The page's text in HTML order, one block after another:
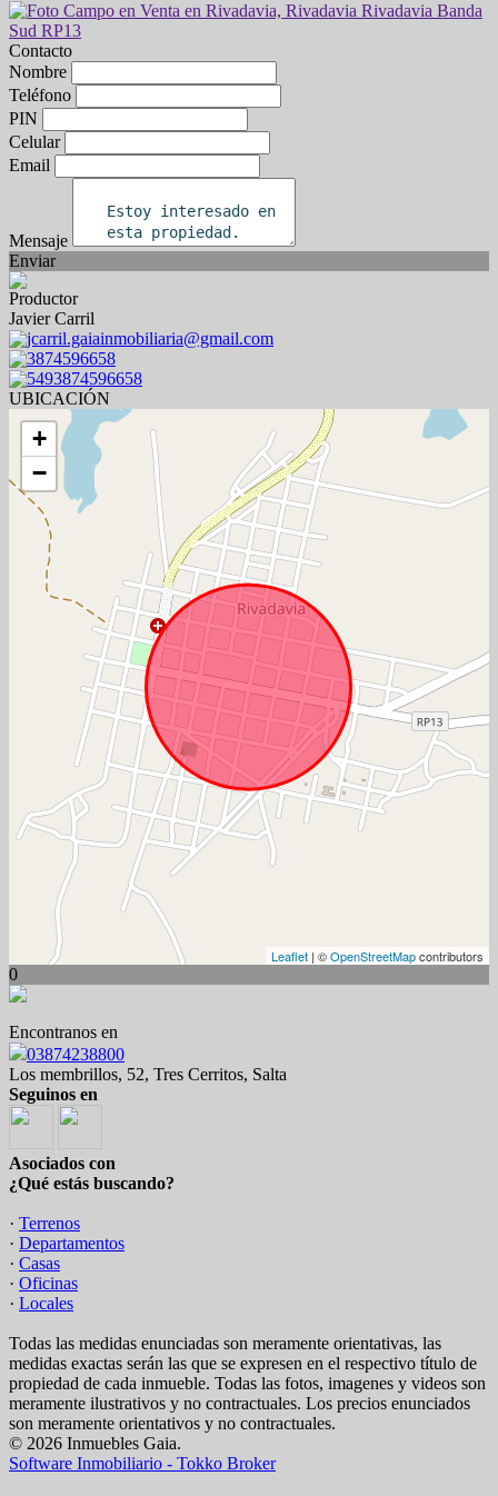
Contacto
Nombre
Teléfono
PIN
Celular
Email
Mensaje
Enviar
Productor
Javier Carril
jcarril.gaiainmobiliaria@gmail.com
3874596658
5493874596658
UBICACIÓN
+
−
Leaflet | ©OpenStreetMapcontributors
0
Encontranos en
03874238800
Los membrillos, 52, Tres Cerritos, Salta
Seguinos en
Asociados con
¿Qué estás buscando?
· Terrenos
· Departamentos
· Casas
· Oficinas
· Locales
Todas las medidas enunciadas son meramente orientativas, las
medidas exactas serán las que se expresen en el respectivo título de
propiedad de cada inmueble. Todas las fotos, imagenes y videos son
meramente ilustrativos y no contractuales. Los precios enunciados
son meramente orientativos y no contractuales.
© 2026 Inmuebles Gaia.
Software Inmobiliario - Tokko Broker